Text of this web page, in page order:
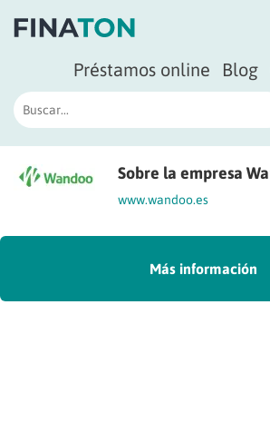
Préstamos online Blog
Sobre la empresa
www.wandoo.es
Más información